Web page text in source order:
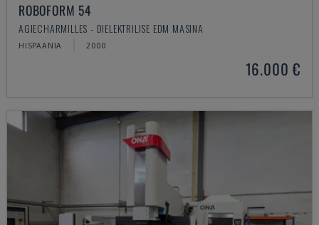
ROBOFORM 54
AGIECHARMILLES - DIELEKTRILISE EDM MASINA
HISPAANIA 2000
16.000 €